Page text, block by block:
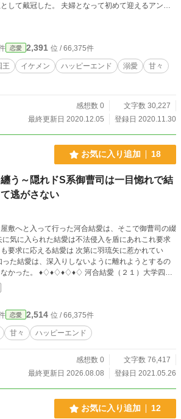
となって初めて迎えるアンジ
彼女を喜ばせようと、画策する。
恋愛 2,391 位 / 66,375件
王 イケメン ハッピーエンド 溺愛
甘々
感想数 0
文字数 30,227
最終更新日 2020.12.05
登録日 2020.11.30
お気に入り追加 18
う～隠れドS系御曹司は一目惚れで結
逃がさない
敷へと入って行った河合結愛は、そこで御曹司の綴
気に入られた結愛は不法侵入を盾にあれこれ要求
要求に応える結愛は 次第に羽琉矢に惹かれてい
った結愛は、深入りしないように離れようとするの
愛（２１）大学四年
地元に帰る予定 羽琉矢とは住む世界が違うからと
木グループ
逃げないように、どう繋ぎ止めようか、あれこれ
で結ばれた二人の基本、イチャラブな物語です。
恋愛 2,514 位 / 66,375件
甘々 ハッピーエンド
感想数 0
文字数 76,417
最終更新日 2026.08.08
登録日 2021.05.26
お気に入り追加 12